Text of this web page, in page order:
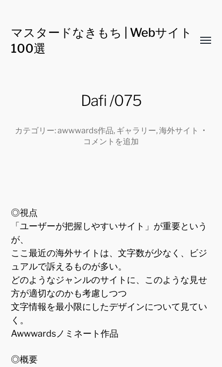
マスタードなきもち | Webサイト
100選
Dafi /075
カテゴリー:awwwards作品, ギャラリー,海外サイト
•
コメントを追加
◎視点
「ユーザーが把握しやすいサイト」が重要という
が、
ここ最近の海外サイトは、文字数が少なく、ビジ
ュアルで訴えるものが多い。
どのようなジャンルのサイトに、このような見せ
方が適切なのかも考慮しつつ
文字情報を最小限にしたデザインについて見てい
く。
Awwwardsノミネート作品
◎概要